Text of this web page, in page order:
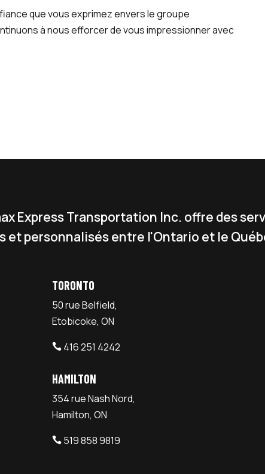
que vous exprimez envers le groupe
à nous efforcer de vous impressionner avec
Express Transportation Inc. offre des
et personnalisés entre l'Ontario et le
TORONTO
50 rue Belfield,
Etobicoke, ON
 416 251 4242
HAMILTON
354 rue Nash Nord,
Hamilton, ON
 519 858 9819